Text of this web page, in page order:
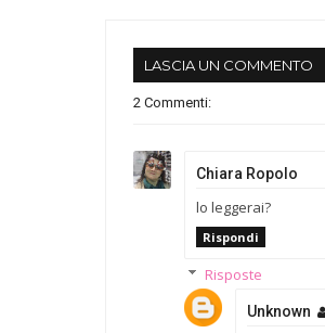
LASCIA UN COMMENTO
2 Commenti:
Chiara Ropolo
lo leggerai?
Rispondi
Risposte
Unknown